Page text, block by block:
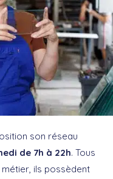
son réseau
de 7h à 22h. Tous
ils possèdent